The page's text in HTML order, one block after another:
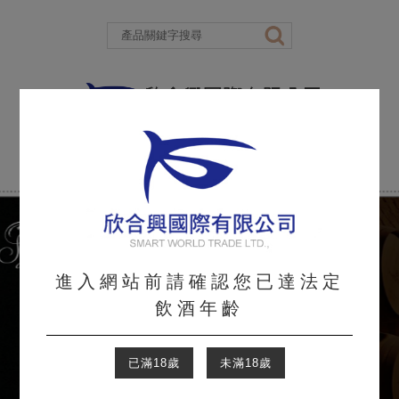
進入網站前請確認您已達法定
飲酒年齡
已滿18歲 未滿18歲